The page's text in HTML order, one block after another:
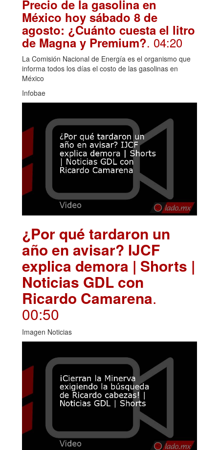
Precio de la gasolina en
México hoy sábado 8 de
agosto: ¿Cuánto cuesta el litro
de Magna y Premium?. 04:20
La Comisión Nacional de Energía es el organismo que
informa todos los días el costo de las gasolinas en
México
Infobae
¿Por qué tardaron un
año en avisar? IJCF
explica demora | Shorts |
Noticias GDL con
Ricardo Camarena.
00:50
Imagen Noticias